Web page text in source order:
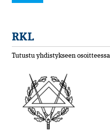
RKL
Tutustu yhdistykseen osoitteessa